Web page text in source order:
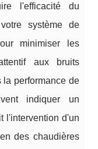
l'efficacité du
système de
minimiser les
aux bruits
la performance de
indiquer un
l'intervention d'un
des chaudières